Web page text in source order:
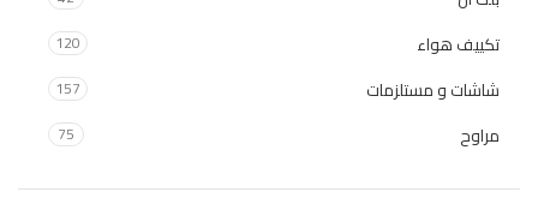
تكييف هواء 120
شاشات و مستلزمات 157
مراوح 75